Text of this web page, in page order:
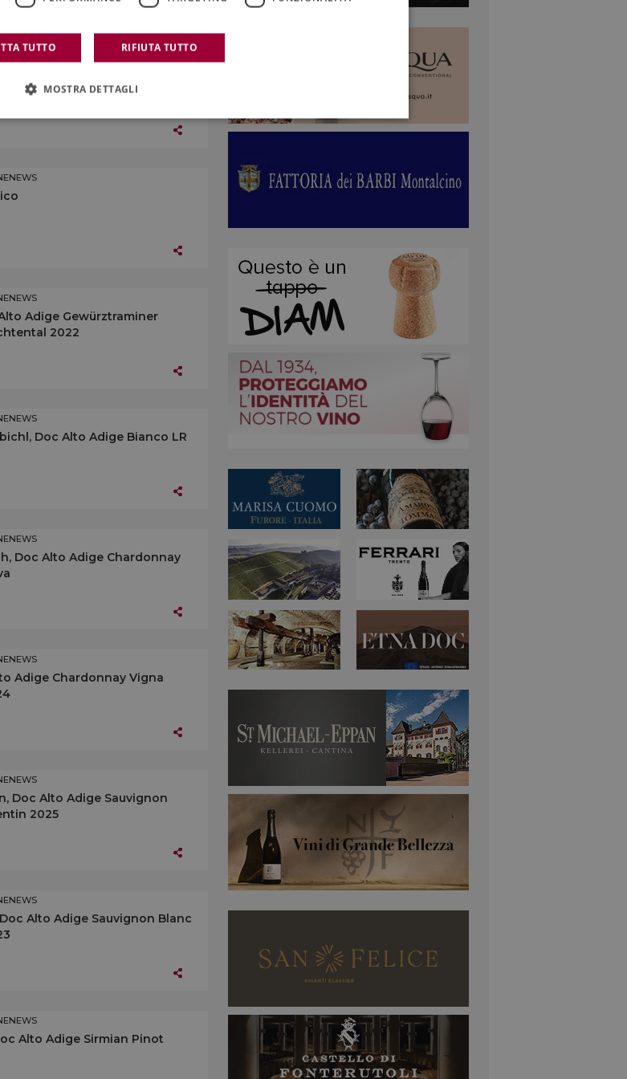
Adige Gewürztraminer
2022
Doc Alto Adige Bianco LR
Doc Alto Adige Chardonnay
Adige Chardonnay Vigna
Doc Alto Adige Sauvignon
2025
Alto Adige Sauvignon Blanc
Alto Adige Sirmian Pinot
TUTTO RIFIUTA TUTTO
MOSTRA DETTAGLI